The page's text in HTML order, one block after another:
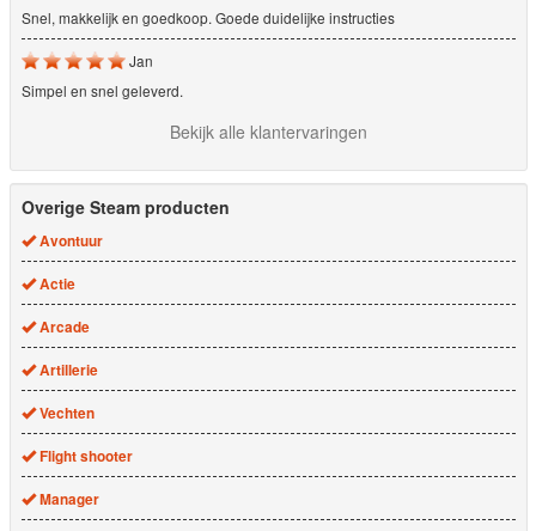
Snel, makkelijk en goedkoop. Goede duidelijke instructies
Jan
Simpel en snel geleverd.
Bekijk alle klantervaringen
Overige Steam producten
Avontuur
Actie
Arcade
Artillerie
Vechten
Flight shooter
Manager